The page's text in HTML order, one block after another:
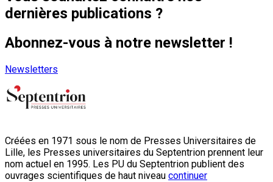
dernières publications ?
Abonnez-vous à notre newsletter !
Newsletters
Créées en 1971 sous le nom de Presses Universitaires de
Lille, les Presses universitaires du Septentrion prennent leur
nom actuel en 1995. Les PU du Septentrion publient des
ouvrages scientifiques de haut niveau continuer